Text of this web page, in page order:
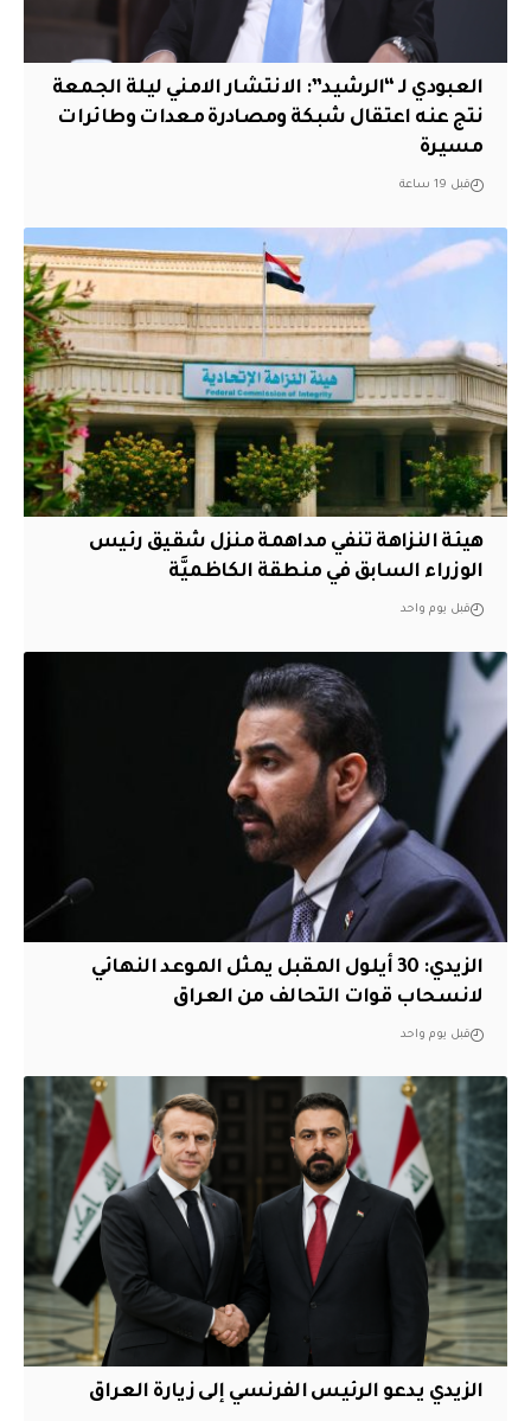
العبودي لـ “الرشيد”: الانتشار الامني ليلة الجمعة
نتج عنه اعتقال شبكة ومصادرة معدات وطائرات
مسيرة
قبل 19 ساعة
هيئة النزاهة تنفي مداهمة منزل شقيق رئيس
الوزراء السابق في منطقة الكاظميَّة
قبل يوم واحد
الزيدي: 30 أيلول المقبل يمثل الموعد النهائي
لانسحاب قوات التحالف من العراق
قبل يوم واحد
الزيدي يدعو الرئيس الفرنسي إلى زيارة العراق